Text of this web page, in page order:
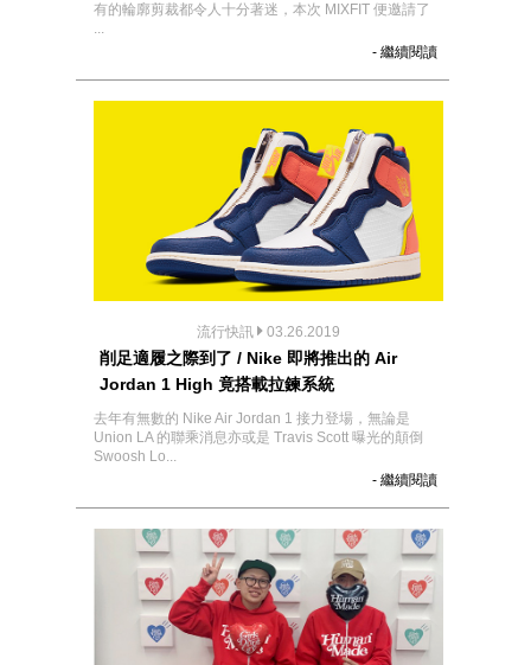
有的輪廓剪裁都令人十分著迷，本次 MIXFIT 便邀請了
...
- 繼續閱讀
流行快訊 03.26.2019
削足適履之際到了 / Nike 即將推出的 Air
Jordan 1 High 竟搭載拉鍊系統
去年有無數的 Nike Air Jordan 1 接力登場，無論是
Union LA 的聯乘消息亦或是 Travis Scott 曝光的顛倒
Swoosh Lo...
- 繼續閱讀